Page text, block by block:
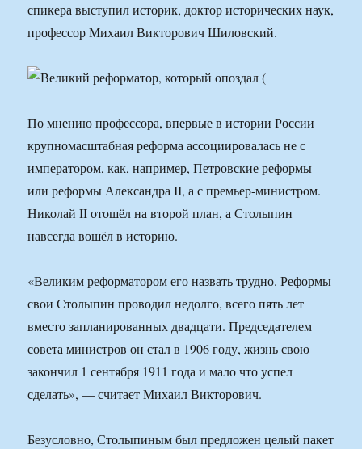
спикера выступил историк, доктор исторических наук,
профессор Михаил Викторович Шиловский.
По мнению профессора, впервые в истории России
крупномасштабная реформа ассоциировалась не с
императором, как, например, Петровские реформы
или реформы Александра II, а с премьер-министром.
Николай II отошёл на второй план, а Столыпин
навсегда вошёл в историю.
«Великим реформатором его назвать трудно. Реформы
свои Столыпин проводил недолго, всего пять лет
вместо запланированных двадцати. Председателем
совета министров он стал в 1906 году, жизнь свою
закончил 1 сентября 1911 года и мало что успел
сделать», — считает Михаил Викторович.
Безусловно, Столыпиным был предложен целый пакет